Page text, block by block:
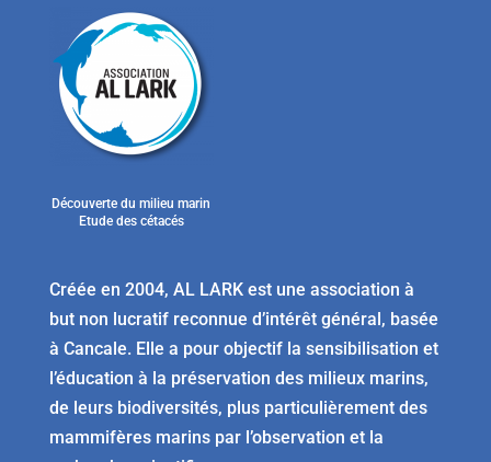
Découverte du milieu marin
Etude des cétacés
Créée en 2004, AL LARK est une association à
but non lucratif reconnue d’intérêt général, basée
à Cancale. Elle a pour objectif la sensibilisation et
l’éducation à la préservation des milieux marins,
de leurs biodiversités, plus particulièrement des
mammifères marins par l’observation et la